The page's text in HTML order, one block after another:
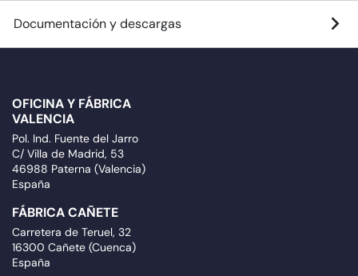
Documentación y descargas
OFICINA Y FÁBRICA
VALENCIA
Pol. Ind. Fuente del Jarro
C/ Villa de Madrid, 53
46988 Paterna (Valencia)
España
FÁBRICA CAÑETE
Carretera de Teruel, 32
16300 Cañete (Cuenca)
España